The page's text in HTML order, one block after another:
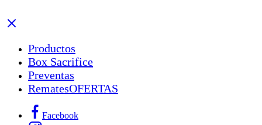
Productos
Box Sacrifice
Preventas
RematesOFERTAS
Facebook